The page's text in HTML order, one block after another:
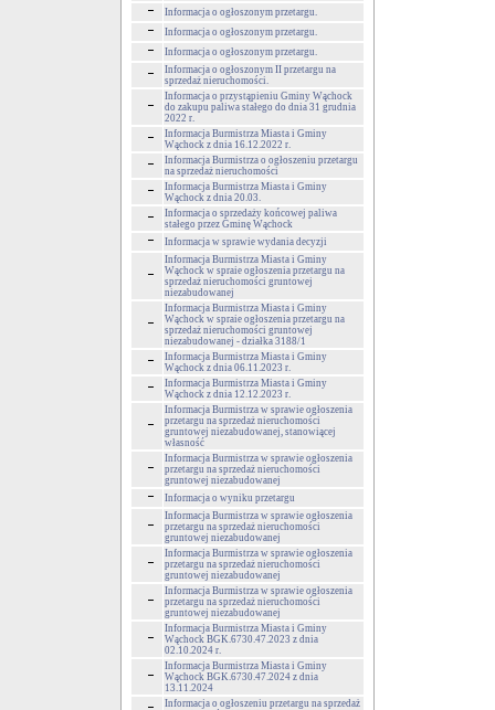
Informacja o ogłoszonym przetargu.
Informacja o ogłoszonym przetargu.
Informacja o ogłoszonym przetargu.
Informacja o ogłoszonym II przetargu na
sprzedaż nieruchomości.
Informacja o przystąpieniu Gminy Wąchock
do zakupu paliwa stałego do dnia 31 grudnia
2022 r.
Informacja Burmistrza Miasta i Gminy
Wąchock z dnia 16.12.2022 r.
Informacja Burmistrza o ogłoszeniu przetargu
na sprzedaż nieruchomości
Informacja Burmistrza Miasta i Gminy
Wąchock z dnia 20.03.
Informacja o sprzedaży końcowej paliwa
stałego przez Gminę Wąchock
Informacja w sprawie wydania decyzji
Informacja Burmistrza Miasta i Gminy
Wąchock w spraie ogłoszenia przetargu na
sprzedaż nieruchomości gruntowej
niezabudowanej
Informacja Burmistrza Miasta i Gminy
Wąchock w spraie ogłoszenia przetargu na
sprzedaż nieruchomości gruntowej
niezabudowanej - działka 3188/1
Informacja Burmistrza Miasta i Gminy
Wąchock z dnia 06.11.2023 r.
Informacja Burmistrza Miasta i Gminy
Wąchock z dnia 12.12.2023 r.
Informacja Burmistrza w sprawie ogłoszenia
przetargu na sprzedaż nieruchomości
gruntowej niezabudowanej, stanowiącej
własność
Informacja Burmistrza w sprawie ogłoszenia
przetargu na sprzedaż nieruchomości
gruntowej niezabudowanej
Informacja o wyniku przetargu
Informacja Burmistrza w sprawie ogłoszenia
przetargu na sprzedaż nieruchomości
gruntowej niezabudowanej
Informacja Burmistrza w sprawie ogłoszenia
przetargu na sprzedaż nieruchomości
gruntowej niezabudowanej
Informacja Burmistrza w sprawie ogłoszenia
przetargu na sprzedaż nieruchomości
gruntowej niezabudowanej
Informacja Burmistrza Miasta i Gminy
Wąchock BGK.6730.47.2023 z dnia
02.10.2024 r.
Informacja Burmistrza Miasta i Gminy
Wąchock BGK.6730.47.2024 z dnia
13.11.2024
Informacja o ogłoszeniu przetargu na sprzedaż